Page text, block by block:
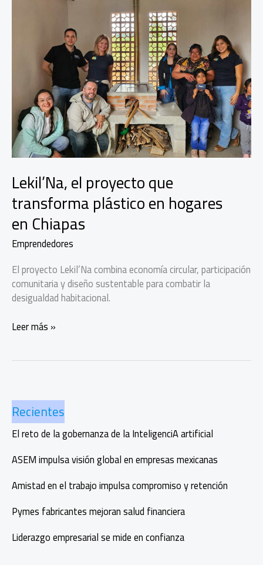
Lekil’Na, el proyecto que
transforma plástico en hogares
en Chiapas
Emprendedores
El proyecto Lekil’Na combina economía circular, participación
comunitaria y diseño sustentable para combatir la
desigualdad habitacional.
Lekil’Na,
plástico
en
hogares
en Chiapas
Leer más »
Recientes
El reto de la gobernanza de la InteligenciA artificial
ASEM impulsa visión global en empresas mexicanas
Amistad en el trabajo impulsa compromiso y retención
Pymes fabricantes mejoran salud financiera
Liderazgo empresarial se mide en confianza